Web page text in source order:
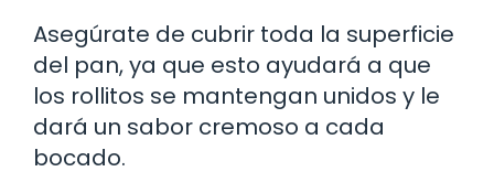
Asegúrate de cubrir toda la superficie
del pan, ya que esto ayudará a que
los rollitos se mantengan unidos y le
dará un sabor cremoso a cada
bocado.